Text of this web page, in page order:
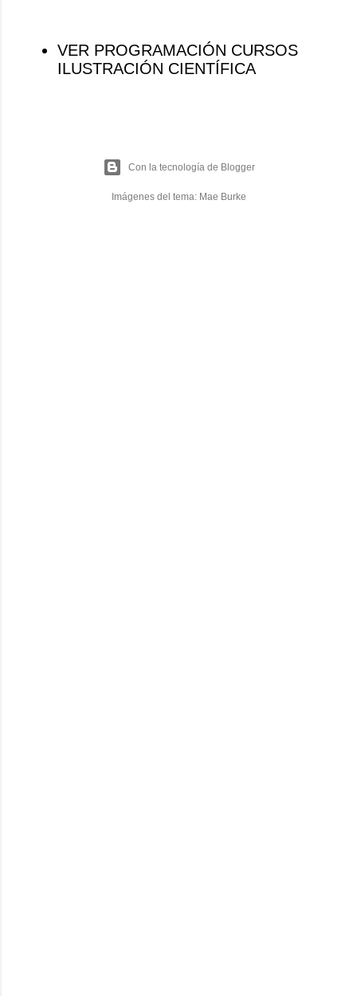
VER PROGRAMACIÓN CURSOS
ILUSTRACIÓN CIENTÍFICA
Con la tecnología de Blogger
Imágenes del tema: Mae Burke